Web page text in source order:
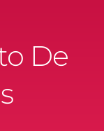
De